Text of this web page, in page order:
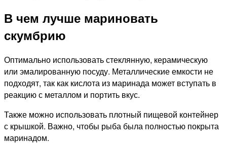
В чем лучше мариновать
скумбрию
Оптимально использовать стеклянную, керамическую
или эмалированную посуду. Металлические емкости не
подходят, так как кислота из маринада может вступать в
реакцию с металлом и портить вкус.
Также можно использовать плотный пищевой контейнер
с крышкой. Важно, чтобы рыба была полностью покрыта
маринадом.